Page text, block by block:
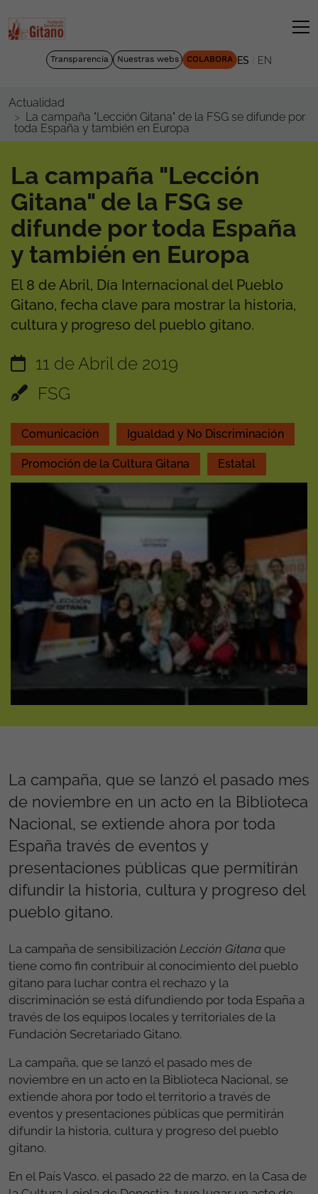
Transparencia Nuestras webs COLABORA ES EN
Actualidad
La campaña "Lección Gitana" de la FSG se difunde por
toda España y también en Europa
La campaña "Lección
Gitana" de la FSG se
difunde por toda España
y también en Europa
El 8 de Abril, Día Internacional del Pueblo
Gitano, fecha clave para mostrar la historia,
cultura y progreso del pueblo gitano.
11 de Abril de 2019
FSG
Comunicación Igualdad y No Discriminación
Promoción de la Cultura Gitana Estatal
La campaña, que se lanzó el pasado mes
de noviembre en un acto en la Biblioteca
Nacional, se extiende ahora por toda
España través de eventos y
presentaciones públicas que permitirán
difundir la historia, cultura y progreso del
pueblo gitano.
La campaña de sensibilización Lección Gitana que
tiene como fin contribuir al conocimiento del pueblo
gitano para luchar contra el rechazo y la
discriminación se está difundiendo por toda España a
través de los equipos locales y territoriales de la
Fundación Secretariado Gitano.
La campaña, que se lanzó el pasado mes de
noviembre en un acto en la Biblioteca Nacional, se
extiende ahora por todo el territorio a través de
eventos y presentaciones públicas que permitirán
difundir la historia, cultura y progreso del pueblo
gitano.
En el País Vasco, el pasado 22 de marzo, en la Casa de